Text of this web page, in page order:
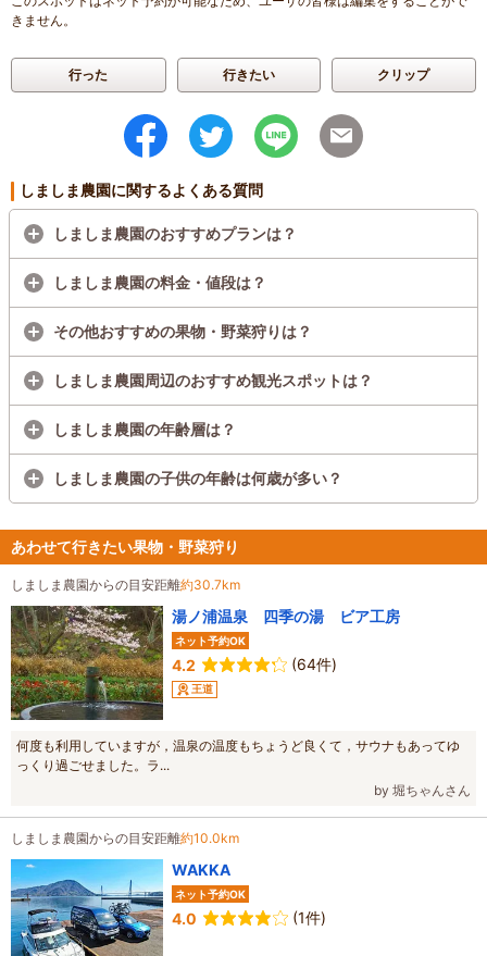
きません。
行った 行きたい クリップ
しましま農園に関するよくある質問
しましま農園のおすすめプランは？
しましま農園の料金・値段は？
その他おすすめの果物・野菜狩りは？
しましま農園周辺のおすすめ観光スポットは？
しましま農園の年齢層は？
しましま農園の子供の年齢は何歳が多い？
あわせて行きたい果物・野菜狩り
しましま農園からの目安距離約30.7km
湯ノ浦温泉 四季の湯 ビア工房
ネット予約OK
4.2 (64件)
王道
何度も利用していますが，温泉の温度もちょうど良くて，サウナもあってゆ
っくり過ごせました。ラ...
by 堀ちゃんさん
しましま農園からの目安距離約10.0km
WAKKA
ネット予約OK
4.0 (1件)